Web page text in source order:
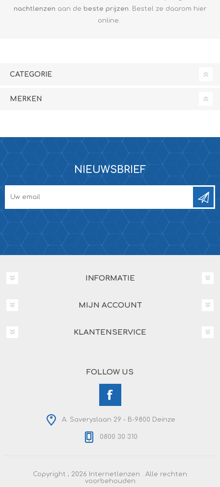
nachtlenzen aan de beste prijzen. Bestel ze daarom hier
online.
CATEGORIE
MERKEN
NIEUWSBRIEF
INFORMATIE
MIJN ACCOUNT
KLANTENSERVICE
FOLLOW US
A. Saveryslaan 29 - B-9800 Deinze
0800 30 310
Copyright ; 2026 Internetlenzen . Alle rechten
voorbehouden